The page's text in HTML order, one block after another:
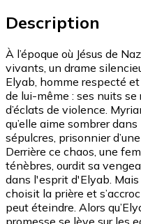
Description
À l’époque où Jésus de
vivants, un drame
Elyab, homme respecté
de lui-même : ses nuits
d’éclats de violence.
qu’elle aime sombrer dans
sépulcres, prisonnier
Derrière ce chaos, une
ténèbres, ourdit sa
dans l'esprit d'Elyab.
choisit la prière et
peut éteindre. Alors
promesse se lève sur les